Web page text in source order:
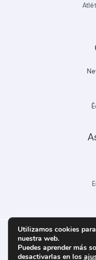
Copyright
Utilizamos cookies
nuestra web.
Puedes aprender más
desactivarlas en los